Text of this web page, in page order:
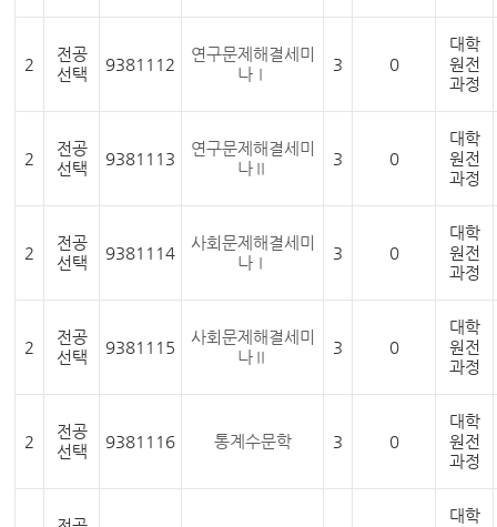
2
전공
선택
9381112
연구문제해결세미
나Ⅰ
3 0
대학
원전
과정
2
전공
선택
9381113
연구문제해결세미
나Ⅱ
3 0
대학
원전
과정
2
전공
선택
9381114
사회문제해결세미
나Ⅰ
3 0
대학
원전
과정
2
전공
선택
9381115
사회문제해결세미
나Ⅱ
3 0
대학
원전
과정
2
전공
선택
9381116 통계수문학 3 0
대학
원전
과정
대학